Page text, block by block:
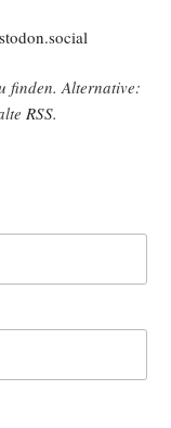
fin­den. Alter­na­ti­ve:
RSS.